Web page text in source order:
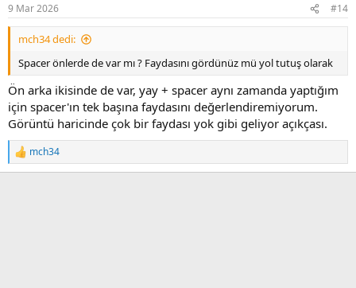
9 Mar 2026 #14
mch34 dedi:
Spacer önlerde de var mı ? Faydasını gördünüz mü yol tutuş olarak
Ön arka ikisinde de var, yay + spacer aynı zamanda yaptığım
için spacer'ın tek başına faydasını değerlendiremiyorum.
Görüntü haricinde çok bir faydası yok gibi geliyor açıkçası.
T
e
mch34